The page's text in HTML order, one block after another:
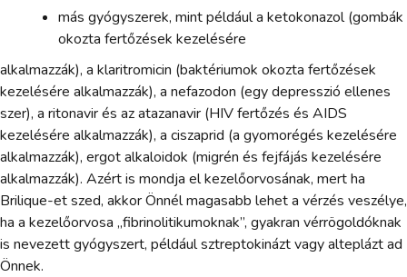
más gyógyszerek, mint például a ketokonazol (gombák
okozta fertőzések kezelésére
alkalmazzák), a klaritromicin (baktériumok okozta fertőzések
kezelésére alkalmazzák), a nefazodon (egy depresszió ellenes
szer), a ritonavir és az atazanavir (HIV fertőzés és AIDS
kezelésére alkalmazzák), a ciszaprid (a gyomorégés kezelésére
alkalmazzák), ergot alkaloidok (migrén és fejfájás kezelésére
alkalmazzák). Azért is mondja el kezelőorvosának, mert ha
Brilique-et szed, akkor Önnél magasabb lehet a vérzés veszélye,
ha a kezelőorvosa „fibrinolitikumoknak”, gyakran vérrögoldóknak
is nevezett gyógyszert, például sztreptokinázt vagy alteplázt ad
Önnek.